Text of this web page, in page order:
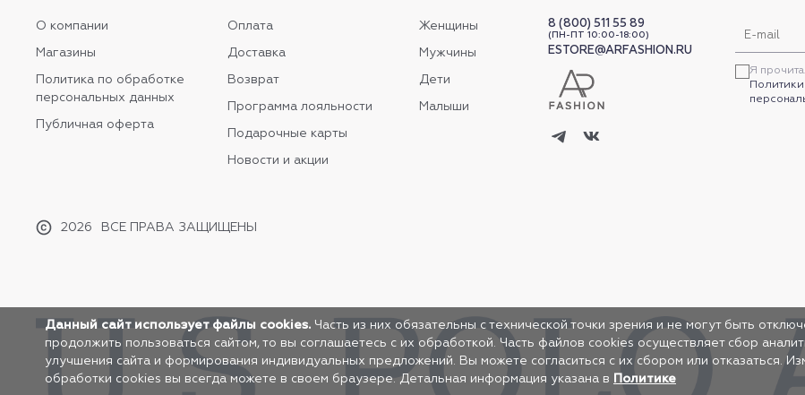
О компании
Магазины
Политика по обработке
персональных данных
Публичная оферта
2026 ВСЕ ПРАВА ЗАЩИЩЕНЫ
Оплата
Доставка
Возврат
Программа лояльности
Подарочные карты
Новости и акции
Женщины
Мужчины
Дети
Малыши
8 (800) 511 55 89
(ПН-ПТ 10:00-18:00)
ESTORE@ARFASHION.RU
Я
Данный сайт использует файлы cookies. Часть из них обязательны с технической точки зрения и не могут быть
продолжить пользоваться сайтом, то вы соглашаетесь с их обработкой. Часть файлов cookies осуществляет сбор
улучшения сайта и формирования индивидуальных предложений. Вы можете согласиться с их сбором или отказаться.
обработки cookies вы всегда можете в своем браузере. Детальная информация указана в Политике